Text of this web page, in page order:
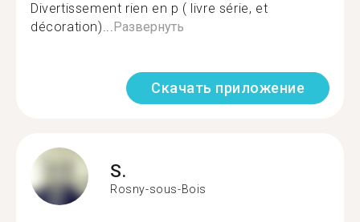
Divertissement rien en p ( livre série, et
décoration)...Развернуть
Скачать приложение
S.
Rosny-sous-Bois